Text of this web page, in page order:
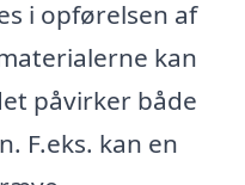
i opførelsen af
kan
påvirker både
F.eks. kan en